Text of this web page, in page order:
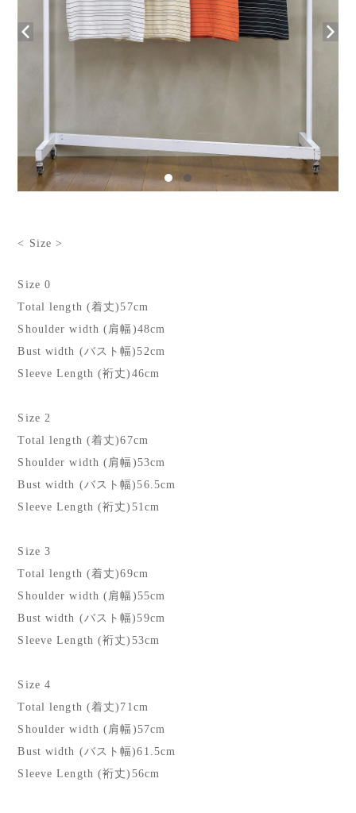
< Size >
Size 0
Total length (着丈)57cm
Shoulder width (肩幅)48cm
Bust width (バスト幅)52cm
Sleeve Length (裄丈)46cm
Size 2
Total length (着丈)67cm
Shoulder width (肩幅)53cm
Bust width (バスト幅)56.5cm
Sleeve Length (裄丈)51cm
Size 3
Total length (着丈)69cm
Shoulder width (肩幅)55cm
Bust width (バスト幅)59cm
Sleeve Length (裄丈)53cm
Size 4
Total length (着丈)71cm
Shoulder width (肩幅)57cm
Bust width (バスト幅)61.5cm
Sleeve Length (裄丈)56cm